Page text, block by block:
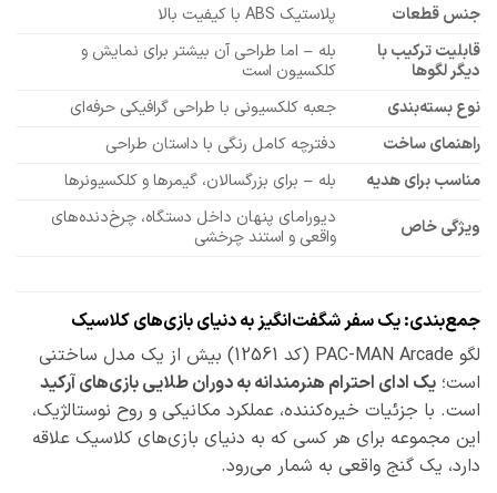
جنس قطعات
پلاستیک ABS با کیفیت بالا
قابلیت ترکیب با
دیگر لگوها
بله – اما طراحی آن بیشتر برای نمایش و
کلکسیون است
نوع بسته‌بندی
جعبه کلکسیونی با طراحی گرافیکی حرفه‌ای
راهنمای ساخت
دفترچه کامل رنگی با داستان طراحی
مناسب برای هدیه
بله – برای بزرگسالان، گیمرها و کلکسیونرها
ویژگی خاص
دیورامای پنهان داخل دستگاه، چرخ‌دنده‌های
واقعی و استند چرخشی
جمع‌بندی: یک سفر شگفت‌انگیز به دنیای بازی‌های کلاسیک
لگو PAC-MAN Arcade (کد 12561) بیش از یک مدل ساختنی
است؛یک ادای احترام هنرمندانه به دوران طلایی بازی‌های آرکید
است. با جزئیات خیره‌کننده، عملکرد مکانیکی و روح نوستالژیک،
این مجموعه برای هر کسی که به دنیای بازی‌های کلاسیک علاقه
دارد، یک گنج واقعی به شمار می‌رود.